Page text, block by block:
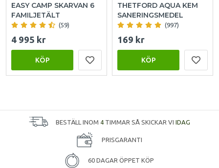
EASY CAMP SKARVAN 6
FAMILJETÄLT
(59)
4 995 kr
KÖP
THETFORD AQUA KEM
SANERINGSMEDEL
(997)
169 kr
KÖP
BESTÄLL INOM 4 TIMMAR SÅ SKICKAR VI IDAG
PRISGARANTI
60 DAGAR ÖPPET KÖP